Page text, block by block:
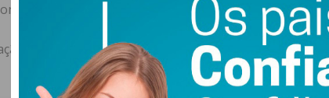
que ajude a eliminar lamentáveis focos de xenofobia.